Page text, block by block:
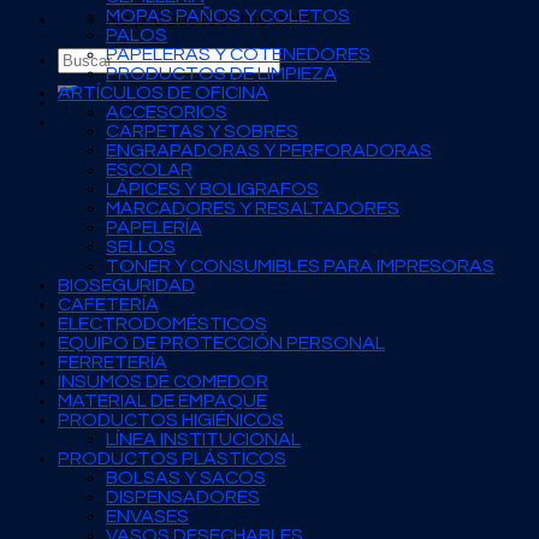
No products in the cart.
Search
for:
MOPAS PAÑOS Y COLETOS
PALOS
PAPELERAS Y COTENEDORES
PRODUCTOS DE LIMPIEZA
ARTÍCULOS DE OFICINA
ACCESORIOS
CARPETAS Y SOBRES
ENGRAPADORAS Y PERFORADORAS
ESCOLAR
LÁPICES Y BOLIGRAFOS
MARCADORES Y RESALTADORES
PAPELERÍA
SELLOS
TONER Y CONSUMIBLES PARA IMPRESORAS
BIOSEGURIDAD
CAFETERÍA
ELECTRODOMÉSTICOS
EQUIPO DE PROTECCIÓN PERSONAL
FERRETERÍA
INSUMOS DE COMEDOR
MATERIAL DE EMPAQUE
PRODUCTOS HIGIÉNICOS
LÍNEA INSTITUCIONAL
PRODUCTOS PLÁSTICOS
BOLSAS Y SACOS
DISPENSADORES
ENVASES